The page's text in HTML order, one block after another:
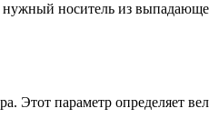
носитель из
Этот параметр определяет